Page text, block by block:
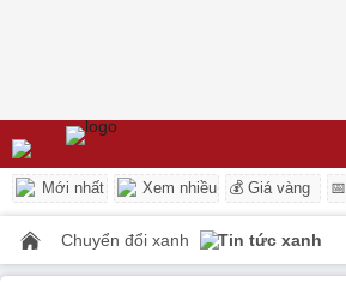
Mới nhất Xem nhiều 💰 Giá vàng
Chuyển đổi xanh Tin tức xanh